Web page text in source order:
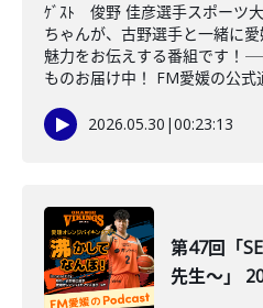
ｹﾞｽﾄ 俊野 佳彦選手スポーツ
ちゃんが、古野選手と一緒に
魅力をお伝えする番組で
ものお届け中！ FM愛媛の公式
2026.05.30 |00:23:13
第47回「
先生～」